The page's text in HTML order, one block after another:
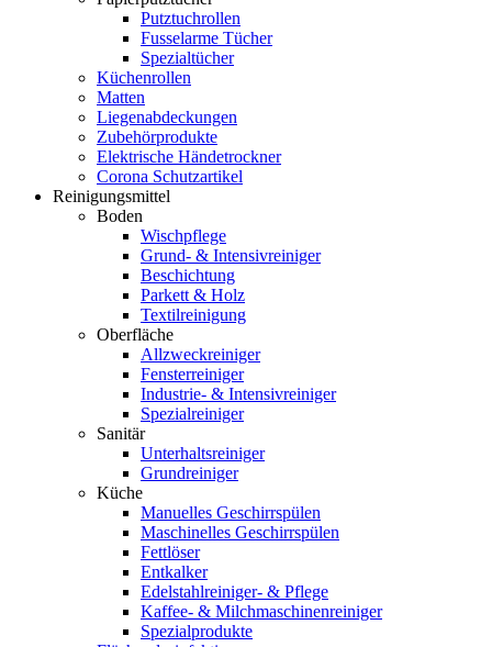
Putztuchrollen
Fusselarme Tücher
Spezialtücher
Küchenrollen
Matten
Liegenabdeckungen
Zubehörprodukte
Elektrische Händetrockner
Corona Schutzartikel
Reinigungsmittel
Boden
Wischpflege
Grund- & Intensivreiniger
Beschichtung
Parkett & Holz
Textilreinigung
Oberfläche
Allzweckreiniger
Fensterreiniger
Industrie- & Intensivreiniger
Spezialreiniger
Sanitär
Unterhaltsreiniger
Grundreiniger
Küche
Manuelles Geschirrspülen
Maschinelles Geschirrspülen
Fettlöser
Entkalker
Edelstahlreiniger- & Pflege
Kaffee- & Milchmaschinenreiniger
Spezialprodukte